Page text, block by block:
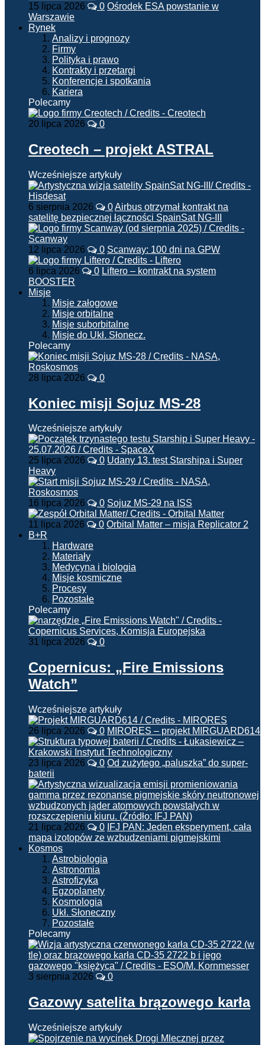
15 lipca 2026 0 Ośrodek ESA powstanie w
Warszawie
Rynek
Analizy i prognozy
Firmy
Polityka i prawo
Kontrakty i przetargi
Konferencje i spotkania
Kariera
Polecamy
20 lipca 2026 0
Creotech – projekt ASTRAL
Wcześniejsze artykuły
6 sierpnia 2026 0Airbus otrzymał kontrakt na
satelitę bezpiecznej łączności SpainSat NG-III
12 lipca 2026 0 Scanway: 100 dni na GPW
6 lipca 2026 0 Liftero – kontrakt na system
BOOSTER
Misje
Misje załogowe
Misje orbitalne
Misje suborbitalne
Misje do Ukł. Słonecz.
Polecamy
28 lipca 2026 0
Koniec misji Sojuz MS-28
Wcześniejsze artykuły
25 lipca 2026 0 Udany 13. test Starshipa i Super
Heavy
16 lipca 2026 0 Sojuz MS-29 na ISS
11 lipca 2026 0 Orbital Matter – misja Replicator 2
B+R
Hardware
Materiały
Medycyna i biologia
Misje kosmiczne
Procesy
Pozostałe
Polecamy
31 lipca 2026 0
Copernicus: „Fire Emissions
Watch”
Wcześniejsze artykuły
26 lipca 2026 0 MIRORES – projekt MIRGUARD614
23 lipca 2026 0 Od zużytego „paluszka” do super-
baterii
21 lipca 2026 0 IFJ PAN: Jeden eksperyment, cała
mapa izotopów ze wzbudzeniami pigmejskimi
Kosmos
Astrobiologia
Astronomia
Astrofizyka
Egzoplanety
Kosmologia
Ukł. Słoneczny
Pozostałe
Polecamy
3 sierpnia 2026 0
Gazowy satelita brązowego karła
Wcześniejsze artykuły